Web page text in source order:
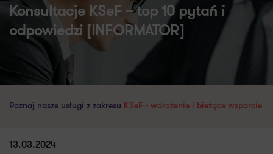
Konsultacje KSeF – top 10 pytań i
odpowiedzi [INFORMATOR]
Poznaj nasze usługi z zakresu KSeF - wdrożenie i bieżące wsparcie
13.03.2024